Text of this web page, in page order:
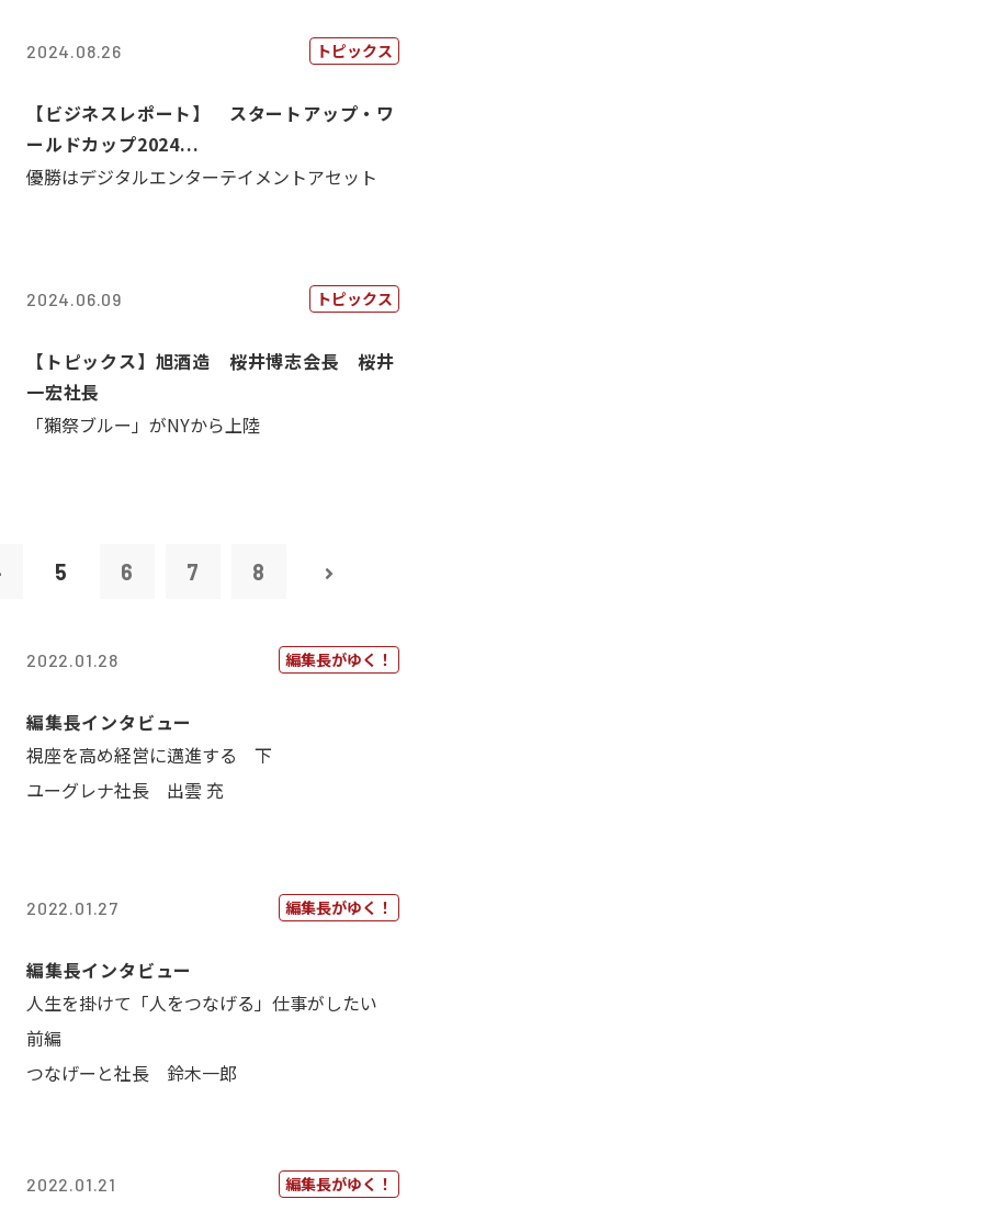
2024.08.26 トピックス
【ビジネスレポート】 スタートアップ・ワ
ールドカップ2024...
優勝はデジタルエンターテイメントアセット
2024.06.09 トピックス
【トピックス】旭酒造 桜井博志会長 桜井
一宏社長
「獺祭ブルー」がNYから上陸
5 6 7 8
2022.01.28 編集長がゆく！
編集長インタビュー
視座を高め経営に邁進する 下
ユーグレナ社長 出雲 充
2022.01.27 編集長がゆく！
編集長インタビュー
人生を掛けて「人をつなげる」仕事がしたい
前編
つなげーと社長 鈴木一郎
2022.01.21 編集長がゆく！